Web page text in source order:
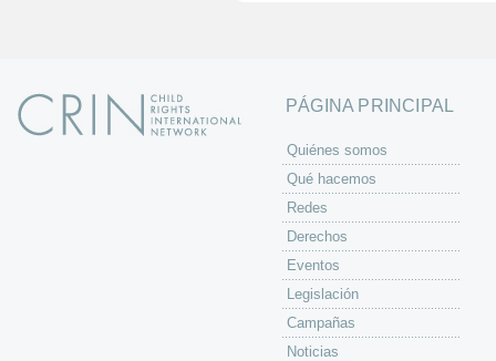
PÁGINA PRINCIPAL
Quiénes somos
Qué hacemos
Redes
Derechos
Eventos
Legislación
Campañas
Noticias